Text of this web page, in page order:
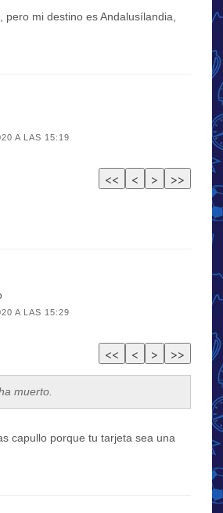
pero mi destino es Andalusílandia,
A LAS 15:19
A LAS 15:29
muerto.
capullo porque tu tarjeta sea una